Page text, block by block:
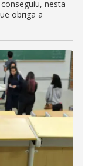
nesta
obriga a